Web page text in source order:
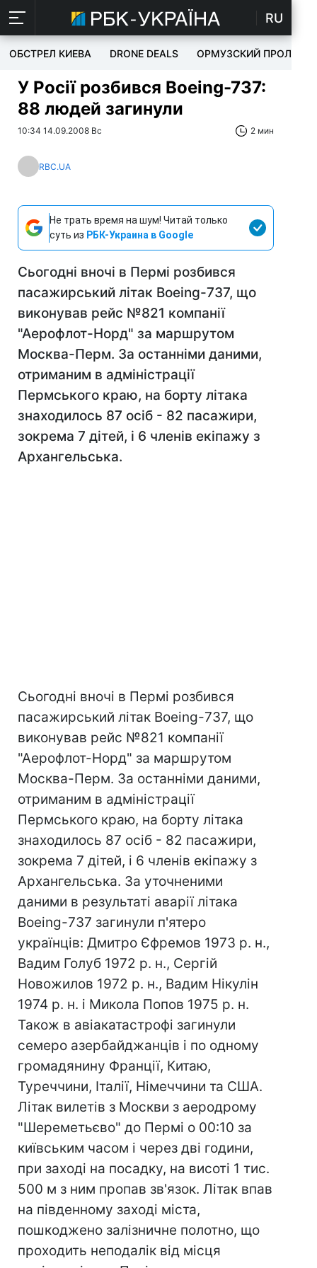
RU
ОБСТРЕЛ КИЕВА DRONE DEALS ОРМУЗСКИЙ ПРОЛИВ
У Росії розбився Boeing-737:
88 людей загинули
10:34 14.09.2008 Вс 2 мин
RBC.UA
Не трать время на шум! Читай только
суть из РБК-Украина в Google
Сьогодні вночі в Пермі розбився
пасажирський літак Boeing-737, що
виконував рейс №821 компанії
"Аерофлот-Норд" за маршрутом
Москва-Перм. За останніми даними,
отриманим в адміністрації
Пермського краю, на борту літака
знаходилось 87 осіб - 82 пасажири,
зокрема 7 дітей, і 6 членів екіпажу з
Архангельська.
Сьогодні вночі в Пермі розбився
пасажирський літак Boeing-737, що
виконував рейс №821 компанії
"Аерофлот-Норд" за маршрутом
Москва-Перм. За останніми даними,
отриманим в адміністрації
Пермського краю, на борту літака
знаходилось 87 осіб - 82 пасажири,
зокрема 7 дітей, і 6 членів екіпажу з
Архангельська. За уточненими
даними в результаті аварії літака
Boeing-737 загинули п'ятеро
українців: Дмитро Єфремов 1973 р. н.,
Вадим Голуб 1972 р. н., Сергій
Новожилов 1972 р. н., Вадим Нікулін
1974 р. н. і Микола Попов 1975 р. н.
Також в авіакатастрофі загинули
семеро азербайджанців і по одному
громадянину Франції, Китаю,
Туреччини, Італії, Німеччини та США.
Літак вилетів з Москви з аеродрому
"Шереметьєво" до Пермі о 00:10 за
київським часом і через дві години,
при заході на посадку, на висоті 1 тис.
500 м з ним пропав зв'язок. Літак впав
на південному заході міста,
пошкоджено залізничне полотно, що
проходить неподалік від місця